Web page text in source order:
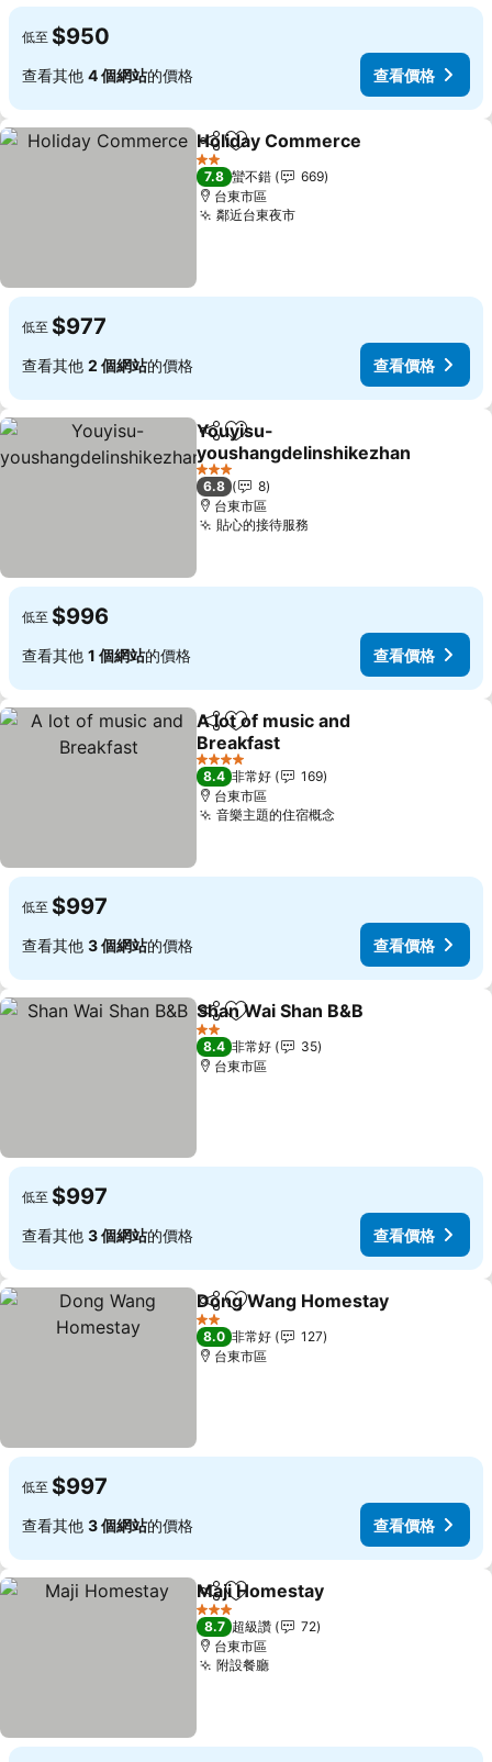
低至 $950
查看其他 4 個網站的價格 查看價格
分享 加入我的最愛
Holiday Commerce
2 星級
7.8 蠻不錯
669
台東市區
鄰近台東夜市查看價格
低至 $977
查看其他 2 個網站的價格 查看價格
分享 加入我的最愛
Youyisu-
youshangdelinshikezhan
查看價格
3 星級
6.8
8
台東市區
貼心的接待服務
低至 $996
查看其他 1 個網站的價格 查看價格
分享 加入我的最愛
A lot of music and
Breakfast
查看價格
4 星級
8.4 非常好
169
台東市區
音樂主題的住宿概念查看價格
低至 $997
查看其他 3 個網站的價格 查看價格
分享 加入我的最愛
Shan Wai Shan B&B
2 星級
8.4 非常好
35
台東市區
低至 $997
查看其他 3 個網站的價格 查看價格
分享 加入我的最愛
Dong Wang Homestay
2 星級
8.0 非常好
127
台東市區
低至 $997
查看其他 3 個網站的價格 查看價格
分享 加入我的最愛
Maji Homestay
3 星級
8.7 超級讚
72
台東市區
附設餐廳查看價格